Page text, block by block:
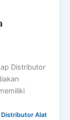
Distributor
Distributor Alat